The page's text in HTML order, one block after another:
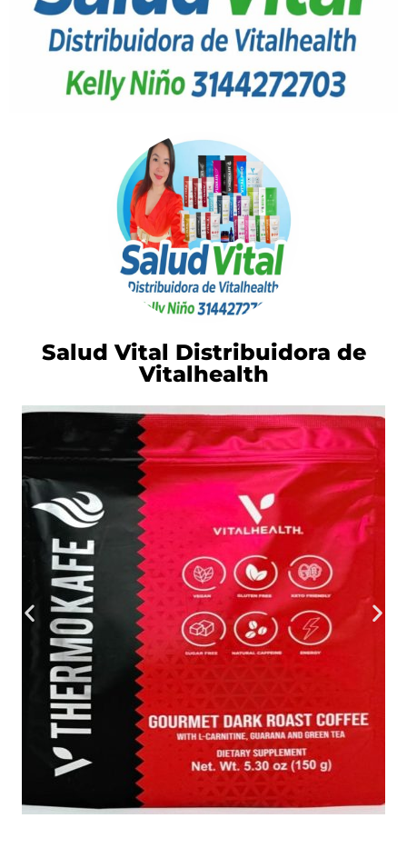
Salud Vital Distribuidora de
Vitalhealth